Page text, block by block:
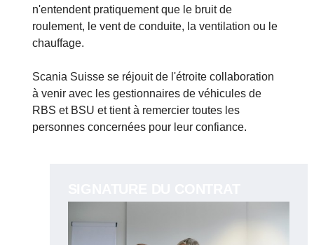
n'entendent pratiquement que le bruit de
roulement, le vent de conduite, la ventilation ou le
chauffage.
Scania Suisse se réjouit de l'étroite collaboration
à venir avec les gestionnaires de véhicules de
RBS et BSU et tient à remercier toutes les
personnes concernées pour leur confiance.